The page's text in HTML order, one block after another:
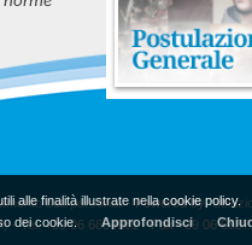
dati personali- Powered by
- Tel. +39 06 6604981 - Fax +39 06
alle finalità illustrate nellacookie policy.
dei cookie. Approfondisci